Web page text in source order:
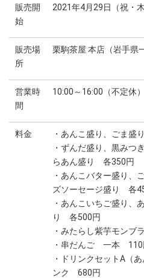
販売開
始
2021年4月29日（祝・木
販売場
所
栗駒茶屋 本店（岩手県
営業時
間
10:00～16:00（不定休）
料金
・あんこ盛り、ごま
・ずんだ盛り、黒みつ
らあん盛り 各350円
・あんこバター盛り、
ズソーセージ盛り 各
・あんこいちご盛り、
り 各500円
・みたらし紫芋モン
・串だんご 一本 110
・ドリンクセットA（
ンク 680円